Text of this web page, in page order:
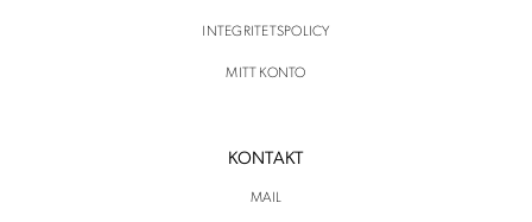
INTEGRITETSPOLICY
MITT KONTO
KONTAKT
MAIL